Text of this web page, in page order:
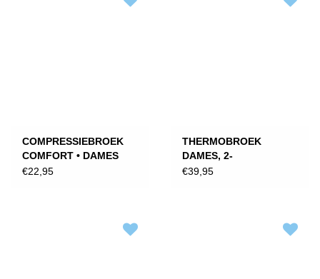
COMPRESSIEBROEK
COMFORT • DAMES
€22,95
THERMOBROEK
DAMES, 2-
PACK/ZWART
€39,95